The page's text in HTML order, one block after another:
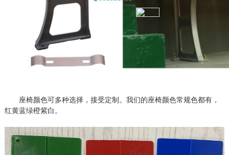
座椅颜色可多种选择，接受定制。我们的座椅颜色常规色都有，
红黄蓝绿橙紫白。